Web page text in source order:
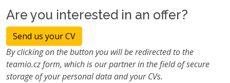
Are you interested in an offer?
Send us your CV
By clicking on the button you will be redirected to the
teamio.cz form, which is our partner in the field of secure
storage of your personal data and your CVs.